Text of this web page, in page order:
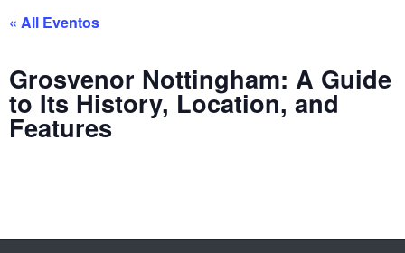
« All Eventos
Grosvenor Nottingham: A Guide
to Its History, Location, and
Features